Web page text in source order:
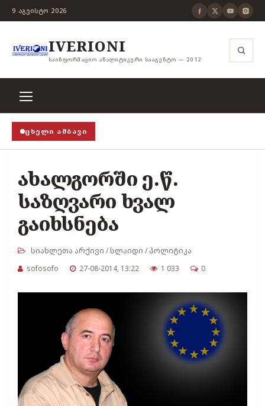
9 ᲐᲒᲕᲘᲡᲢᲝ 2026
IVERIONI
ᲡᲐᲘᲜᲤᲝᲠᲛᲐᲪᲘᲝ ᲐᲜᲐᲚᲘᲢᲘᲙᲣᲠᲘ ᲡᲐᲐᲒᲔᲜᲢᲝ — 2012
ᲪᲮᲔᲚᲘ ᲐᲛᲑᲐᲕᲘ
როცა თვითცენზურის ჭანჭიკი მოშლილია, ცენზურა
ახალგორში ე.წ.
საზღვარი ხვალ
გაიხსნება
სიახლეთა არქივი /სლაიდი /პოლიტიკა
sofosofo
27-08-2014, 13:22 1 033 0